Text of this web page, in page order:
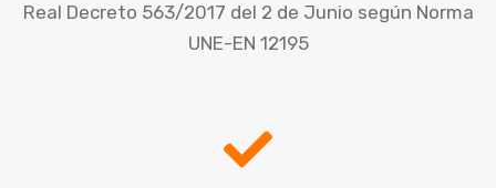
Real Decreto 563/2017 del 2 de Junio según Norma
UNE-EN 12195